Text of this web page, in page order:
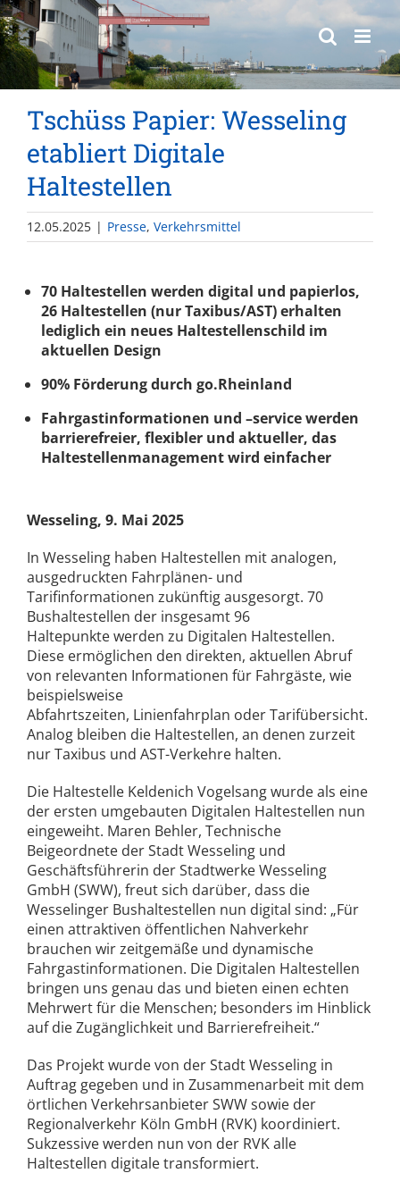
springen
Tschüss Papier: Wesseling
etabliert Digitale
Haltestellen
12.05.2025 | Presse, Verkehrsmittel
70 Haltestellen werden digital und papierlos,
26 Haltestellen (nur Taxibus/AST)erhalten
lediglich ein neues Haltestellenschild im
aktuellen Design
90% Förderung durch go.Rheinland
Fahrgastinformationen und –service werden
barrierefreier, flexibler und aktueller, das
Haltestellenmanagement wird einfacher
Wesseling, 9. Mai 2025
In Wesseling haben Haltestellen mit analogen,
ausgedruckten Fahrplänen- und
Tarifinformationen zukünftig ausgesorgt. 70
Bushaltestellen der insgesamt 96
Haltepunkte werden zu Digitalen Haltestellen.
Diese ermöglichen den direkten, aktuellen Abruf
von relevanten Informationen für Fahrgäste, wie
beispielsweise
Abfahrtszeiten, Linienfahrplan oder Tarifübersicht.
Analog bleiben die Haltestellen, an denen zurzeit
nur Taxibus und AST-Verkehre halten.
Die Haltestelle Keldenich Vogelsang wurde als eine
der ersten umgebauten Digitalen Haltestellen nun
eingeweiht. Maren Behler, Technische
Beigeordnete der Stadt Wesseling und
Geschäftsführerin der Stadtwerke Wesseling
GmbH (SWW), freut sich darüber, dass die
Wesselinger Bushaltestellen nun digital sind: „Für
einen attraktiven öffentlichen Nahverkehr
brauchen wir zeitgemäße und dynamische
Fahrgastinformationen. Die Digitalen Haltestellen
bringen uns genau das und bieten einen echten
Mehrwert für die Menschen; besonders im Hinblick
auf die Zugänglichkeit und Barrierefreiheit.“
Das Projekt wurde von der Stadt Wesseling in
Auftrag gegeben und in Zusammenarbeit mit dem
örtlichen Verkehrsanbieter SWW sowie der
Regionalverkehr Köln GmbH (RVK) koordiniert.
Sukzessive werden nun von der RVK alle
Haltestellen digitale transformiert.